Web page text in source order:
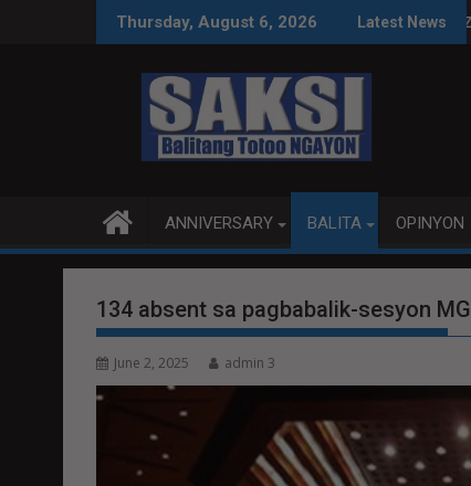
Thursday, August 6, 2026 Latest News
LEGAL SA IMPEACHMENT TRIALLOCALIZED PEACE TALKS MAS
ANNIVERSARY BALITA OPINYON
134 absent sa pagbabalik-sesyon
June 2, 2025 admin 3